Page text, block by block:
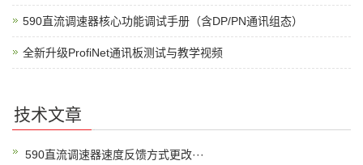
590直流调速器核心功能调试手册（含DP/PN通讯组态）
全新升级ProfiNet通讯板测试与教学视频
技术文章
590直流调速器速度反馈方式更改···